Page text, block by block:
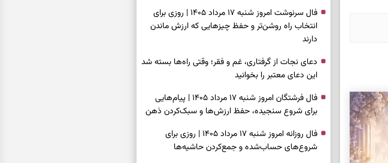
فال سرنوشت امروز شنبه ۱۷ مرداد ۱۴۰۵ | روزی برای
انتخاب راه روشن‌تر و حفظ چیزهایی که ارزش ماندن
دارند
دعای نجات از گرفتاری، غم و فقر؛ وقتی راه‌ها بسته شد
این دعای معتبر را بخوانید
فال فرشتگان امروز شنبه ۱۷ مرداد ۱۴۰۵ | پیام‌هایی
برای شروع سنجیده، حفظ ارزش‌ها و سبک‌کردن ذهن
فال روزانه امروز شنبه ۱۷ مرداد ۱۴۰۵ | روزی برای
شروع‌های حساب‌شده و جمع‌کردن حاشیه‌ها